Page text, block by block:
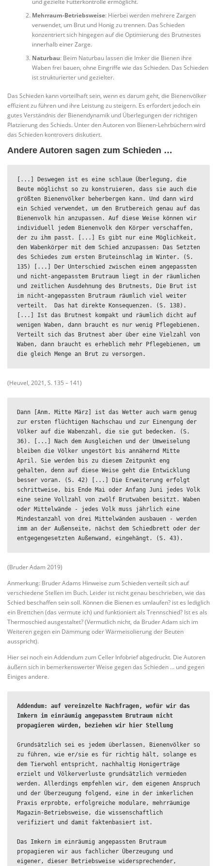
Mehrraum-Betriebsweise: Hierbei werden mehrere Zargen
verwendet, um Brut und Honig zu trennen. Das Schieden
konzentriert sich hingegen auf die Optimierung des Brutnestes
innerhalb einer Zarge.
Naturbau: Beim Naturbau lassen die Imker die Bienen ihre
Waben frei bauen, ohne Eingriffe wie das Schieden. Das Schieden
ist strukturierter und gezielter.
Das Schieden kann vorteilhaft sein, wenn es darum geht, die Bienenvölker
effizient zu führen und ihre Leistung zu steigern. Es erfordert jedoch ein
gutes Verständnis der Bienendynamik und Überlegungen der richtigen
Platzierung des Schieds. Unter den Autoren von Bienen-Lehrbüchern wird
das Schieden kontrovers diskutiert.
Andere Autoren sagen zum Schieden …
[...] Deswegen ist es eine schlaue Überlegung, die
Beute möglichst so zu konstruieren, dass sie auch die
größten Bienenvölker beherbergen kann. Und dann wird
ein Schied verwendet, um den Brutbereich genau auf das
Bienenvolk hin anzupassen. Auf diese Weise können wir
individuell jedem Bienenvolk den Körper verschaffen,
der zu ihm passt. [...] Es gibt nur eine Möglichkeit,
den Wabenkörper mit dem Schied anzupassen: Das Setzten
des Schiedes zum ersten Bruteinschlag im Winter. (S.
135) [...] Der Unterschied zwischen einem angepassten
und nicht-angepasstem Brutraum liegt in der räumlichen
und zeitlichen Ausdehnung des Brutnests, Die Brut ist
im nicht-angepassten Brutraum räumlich viel weiter
verteilt.  Das hat direkte Konsequenzen. (S. 138).
[...] Ist das Brutnest kompakt und räumlich dicht auf
wenigen Waben, dann braucht es nur wenig Pflegebienen.
Verteilt sich das Brutnest aber über eine Vielzahl von
Waben, dann braucht es erheblich mehr Pflegebienen, um
die gleich Menge an Brut zu versorgen.
(Heuvel, 2021, S. 135 – 141)
Dann [Anm. Mitte März] ist das Wetter auch warm genug
zur ersten flüchtigen Nachschau und zur Einengung der
Völker auf die Wabenzahl, die sie gut bedecken. (S.
36). [...] Nach dem Ausgleichen und der Umweiselung
bleiben die Völker ungestört bis annähernd Mitte
April. Sie werden bis zu diesem Zeitpunkt eng
gehalten, denn auf diese Weise geht die Entwicklung
besser voran. (S. 42) [...] Die Erweiterung erfolgt
schrittweise, bis Ende Mai oder Anfang Juni jedes Volk
eine seine Vollzahl von zwölf Brutwaben besitzt. Waben
oder Mittelwände - jedes Volk muss jährlich eine
Mindestanzahl von drei Mittelwänden ausbauen - werden
imm an der Außenseite, nächst dem Schiedbrett oder der
entgegengesetzten Außenwand, eingehängt. (S. 43).
(Bruder Adam 2019)
Anmerkung: Bruder Adams Hinweise zum Schieden verteilt sich auf
verschiedene Stellen im Buch. Leider ist nicht genau beschrieben, wie das
Schied beschaffen sein soll. Können die Bienen es umlaufen? ist es lediglich
ein Brettchen (das vermute ich) und funktioniert als Trennschied? Ist es als
Thermoschied ausgestaltet? (Vermutlich nicht, da Bruder Adam sich im
Weiteren gegen ein Dämmung oder Wärmeisolierung der Beuten
ausspricht).
Hier sei noch ein Addendum zum Celler Infobrief abgedruckt. Die Autoren
äußern sich in bemerkenswerter Weise gegen das Schieden … und gegen
Einiges andere.
Addendum:
auf vereinzelte Nachfragen, wofür wir das
Imkern im einräumig angepasstem Brutraum nicht
propagieren würden, beziehen wir hier Stellung
Grundsätzlich sei es jedem überlassen, Bienenvölker so
zu führen, wie er/sie es für richtig hält, solange es
dem Tierwohl entspricht, nachhaltig Honigerträge
erzielt und Völkerverluste grundsätzlich vermieden
werden. Allerdings empfehlen wir, dem eigenen Anspruch
und der Überzeugung folgend, eine in der imkerlichen
Praxis erprobte, erfolgreiche modulare, mehrräumige
Magazin-Betriebsweise, die wissenschaftlich
verifiziert und damit faktenbasiert ist.
Das Imkern im einräumig angepassten Brutraum
propagieren wir aus fachlicher Überzeugung und
eigener, dieser Betriebsweise widersprechender,